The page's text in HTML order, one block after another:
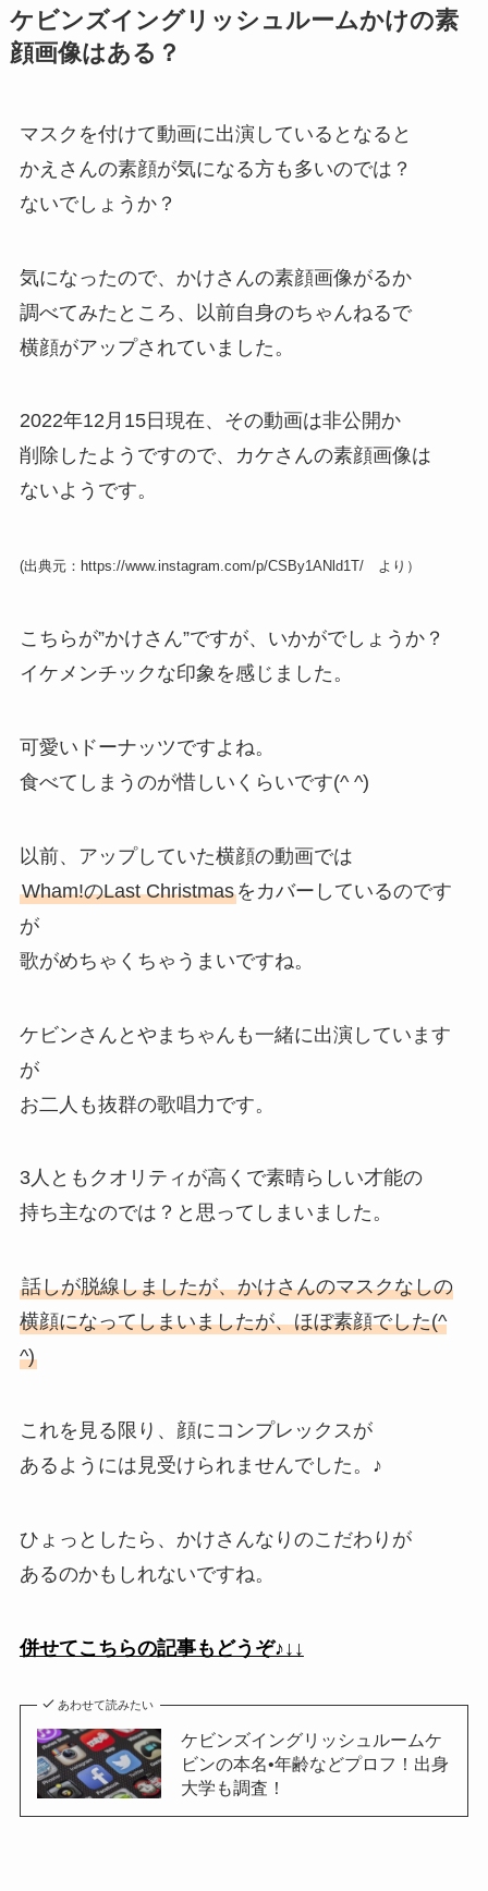
ケビンズイングリッシュルームかけの素
顔画像はある？
マスクを付けて動画に出演しているとなると
かえさんの素顔が気になる方も多いのでは？
ないでしょうか？
気になったので、かけさんの素顔画像がるか
調べてみたところ、以前自身のちゃんねるで
横顔がアップされていました。
2022年12月15日現在、その動画は非公開か
削除したようですので、カケさんの素顔画像は
ないようです。
(出典元：https://www.instagram.com/p/CSBy1ANld1T/ より）
こちらが”かけさん”ですが、いかがでしょうか？
イケメンチックな印象を感じました。
可愛いドーナッツですよね。
食べてしまうのが惜しいくらいです(^ ^)
以前、アップしていた横顔の動画では
Wham!のLast Christmasをカバーしているのです
が
歌がめちゃくちゃうまいですね。
ケビンさんとやまちゃんも一緒に出演しています
が
お二人も抜群の歌唱力です。
3人ともクオリティが高くで素晴らしい才能の
持ち主なのでは？と思ってしまいました。
話しが脱線しましたが、かけさんのマスクなしの
横顔になってしまいましたが、ほぼ素顔でした(^
^)
これを見る限り、顔にコンプレックスが
あるようには見受けられませんでした。♪
ひょっとしたら、かけさんなりのこだわりが
あるのかもしれないですね。
併せてこちらの記事もどうぞ♪↓↓
あわせて読みたい
ケビンズイングリッシュルームケ
ビンの本名•年齢などプロフ！出身
大学も調査！